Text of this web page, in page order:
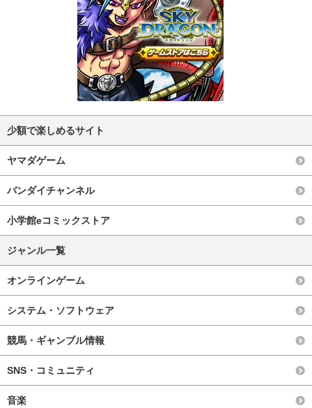
少額で楽しめるサイト
ヤマダゲーム
バンダイチャンネル
小学館eコミックストア
ジャンル一覧
オンラインゲーム
システム・ソフトウェア
競馬・ギャンブル情報
SNS・コミュニティ
音楽